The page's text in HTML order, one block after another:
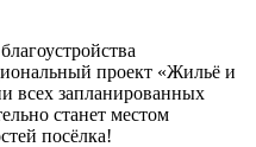
проект «Жильё и
всех запланированных
станет местом
посёлка!